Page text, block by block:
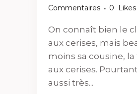
Commentaires
0 Likes
On connaît bien le
aux cerises, mais
moins sa cousine,
aux cerises.
aussi très...